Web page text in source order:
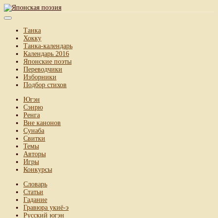
Танка
Хокку
Танка-календарь
Календарь 2016
Японские поэты
Переводчики
Изборники
Подбор стихов
Югэн
Сэнрю
Ренга
Вне канонов
Сунаба
Свитки
Темы
Авторы
Игры
Конкурсы
Словарь
Статьи
Гадание
Гравюра укиё-э
Русский югэн